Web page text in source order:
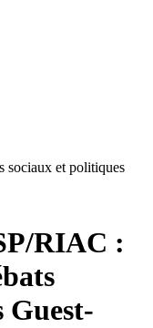
sociaux et politiques
RIAC :
Guest-